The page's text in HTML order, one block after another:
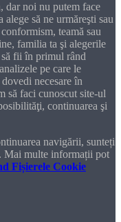
dar noi nu putem face
să ne urmăreşti sau
teamă sau
familia ta şi alegerile
să fii în primul rând
pe care le
necesare în
să faci cunoscut site-ul
continuarea şi
navigării, sunteți
Mai multe informații pot
Fișierele Cookie